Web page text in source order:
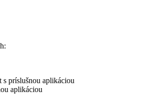
s príslušnou aplikáciou
aplikáciou